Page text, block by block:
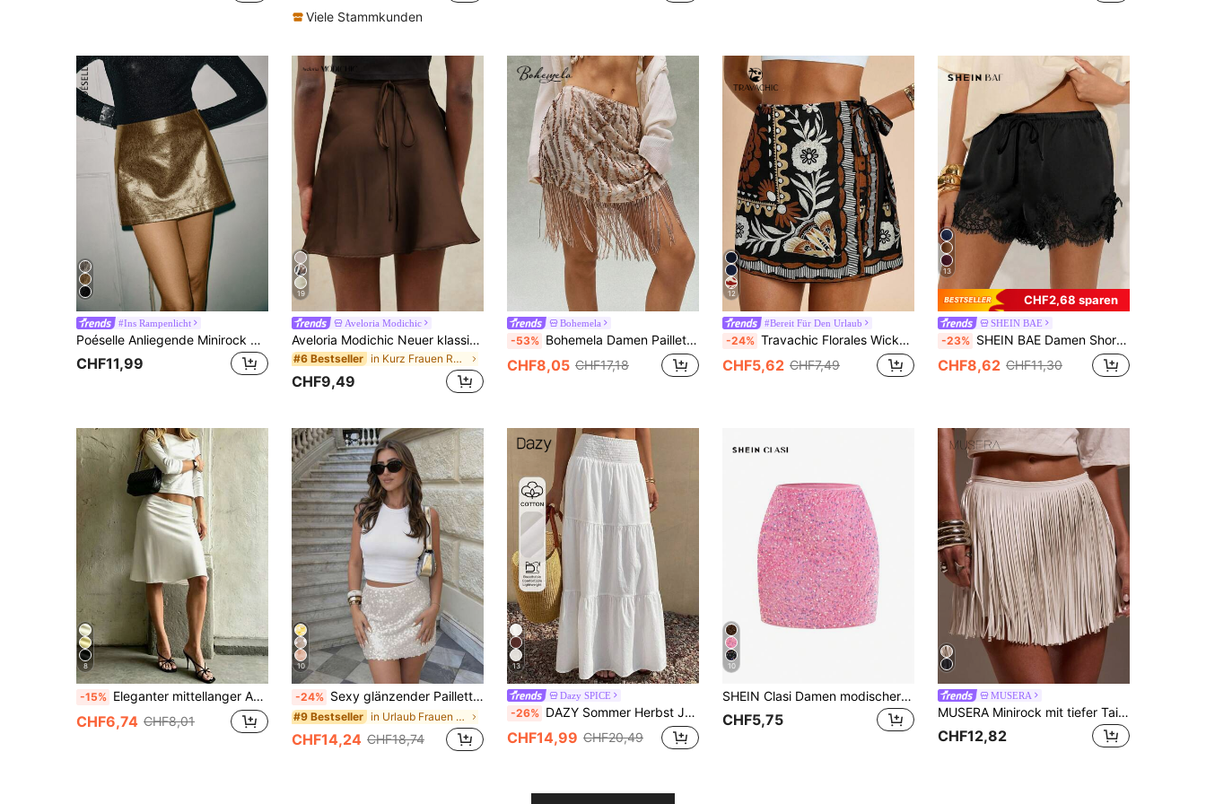
Viele Stammkunden
#Ins Rampenlicht
Poéselle Anliegende Minirock mit tiefer Taille, metallic Lederrock, Herbstrock, Festtagsrock, Konzertrock für Frauen, Damenrock, Party-Minirock, glitzernder Minirock, Minirock für einen funkelnden und eleganten Ausflug, Weihnachtsrock
CHF11,99
19
Aveloria Modichic
Aveloria Modichic Neuer klassisch eleganter, minimalistischer Satinrock mit Einfarbig, Schnürung, verstellbarem Bund, lässiger Damenrock
#6 Bestseller in Kurz Frauen Röcke
CHF9,49
Bohemela
-53% Bohemela Damen Pailletten Quasten Design lässig vielseitige Date Night Mini Rock
CHF8,05 CHF17,18
12
#Bereit Für Den Urlaub
-24% Travachic Florales Wickelrock für Frauen, Urlaubswickelröcke für Frauen im Boho-Stil, Damen Sommer Lässig Urlaubsstil kurzer bestickter Wickelrock mit Bindeband, lässig, Urlaub, Sommer, Frühling, Party, Strand, Frühling bis Sommer, Party
CHF5,62 CHF7,49
13
CHF2,68 sparen
SHEIN BAE
-23% SHEIN BAE Damen Shorts mit Taillenbindung und Kontrastspitze Einfarbig
CHF8,62 CHF11,30
8
-15% Eleganter mittellanger A-Linien-Rock für Damen, fließender Rock mit niedriger Taille, Spitzenbesatz und Schleifendekor, geeignet für Pendeln, Dates und tägliche Zusammenkünfte, Weiß, schick & elegant
CHF6,74 CHF8,01
10
-24% Sexy glänzender Pailletten Mini-Rock, modischer gelber figurbetonter Partyrockhoher Taille für Frühling Sommer
#9 Bestseller in Urlaub Frauen Röcke
CHF14,24 CHF18,74
13
Dazy SPICE
-26% DAZY Sommer Herbst Juni Festival Damenrock aus Baumwolle mit hoher Taille, elastischem gerafftem Bund, einfarbig weiß, mehrlagiger Stufenrock
CHF14,99 CHF20,49
10
SHEIN Clasi Damen modischer Pailletten Bodycon Minirock für Partys
CHF5,75
MUSERA
MUSERA Minirock mit tiefer Taille, Kunstleder, Quasten-Fransen, Ibiza-Passform, ideal für Urlaub, Strand, romantische, elegante Anlässe, Geburtstag, Boho, Raffia, Party, Sommer, Karneval
CHF12,82